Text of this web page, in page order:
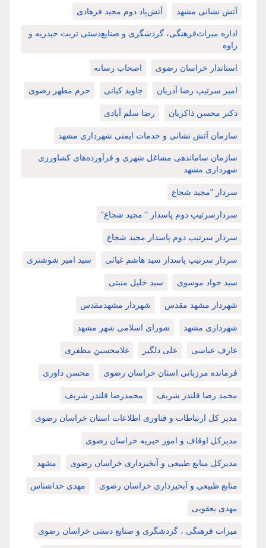
آتش نشانی مشهد آتش‌پاد دوم مجید فرهادی
اداره میراث‌فرهنگی، گردشگری و صنایع‌دستی تربت حیدریه و
زاوه
استاندار خراسان رضوی اصحاب رسانه
امیر سرتیپ رضا آذریان جاوید کیانی حرم مطهر رضوی
دکتر محسن ذاکریان رضا سلم آبادی
سازمان آتش نشانی و خدمات ایمنی شهرداری مشهد
سازمان ساماندهی مشاغل شهری و فرآورده‌های کشاورزی
شهرداری مشهد
سردار "مجید شجاع
سردارسرتیپ دوم پاسدار " مجید شجاع"
سردار سرتیپ دوم پاسدار مجید شجاع
سردار سرتیپ پاسدار سید هاشم غیاثی سید امیر شوشتری
سید جواد موسوی سید خلیل منبتی
شهردار مشهد مقدس شهردار مشهدمقدس
شهرداری مشهد شورای اسلامی شهر مشهد
عارف عباسی علی دلگیر غلامحسین مظفری
فرمانده مرزبانی استان خراسان رضوی محسن داوری
محمد رضا قلندر شریف محمدرضا قلندر شریف
مدیر کل ارتباطات و فناوری اطلاعات استان خراسان رضوی
مدیرکل اوقاف و امور خیریه خراسان رضوی
مدیرکل منابع طبیعی و آبخیزداری خراسان رضوی مشهد
منابع طبیعی و آبخیزداری خراسان رضوی مهدی خداشناس
مهدی یعقوبی
میراث فرهنگی ، گردشگری و صنایع دستی خراسان رضوی